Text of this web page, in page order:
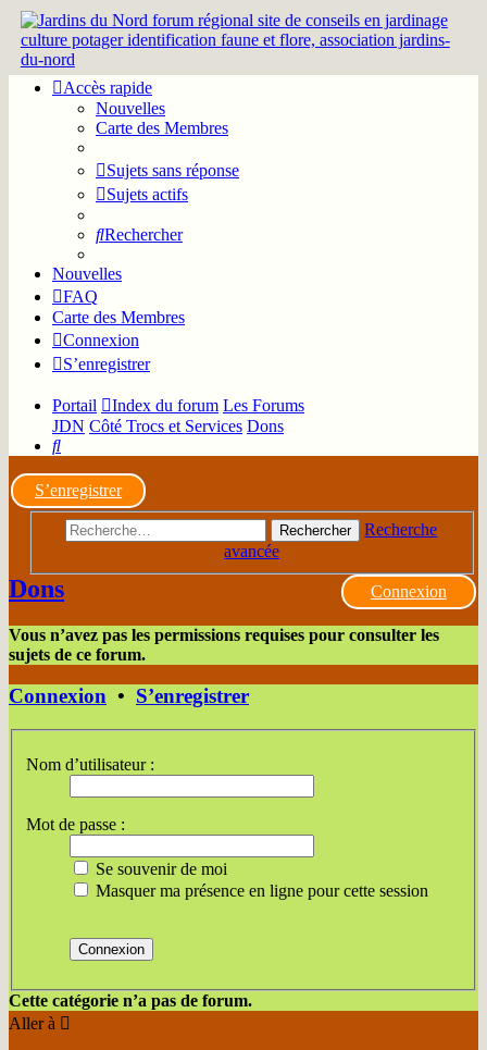
Accès rapide
Nouvelles
Carte des Membres
Sujets sans réponse
Sujets actifs
Rechercher
Nouvelles
FAQ
Carte des Membres
Connexion
S’enregistrer
Portail Index du forum Les Forums
JDN Côté Trocs et Services Dons
Rechercher
S’enregistrer
Rechercher
Recherche
avancée
Connexion
Dons
Vous n’avez pas les permissions requises pour consulter les
sujets de ce forum.
Connexion • S’enregistrer
Nom d’utilisateur :
Mot de passe :
Se souvenir de moi
Masquer ma présence en ligne pour cette session
Cette catégorie n’a pas de forum.
Aller à